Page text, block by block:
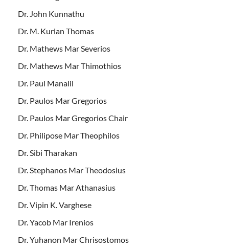
Dr. John Kunnathu
Dr. M. Kurian Thomas
Dr. Mathews Mar Severios
Dr. Mathews Mar Thimothios
Dr. Paul Manalil
Dr. Paulos Mar Gregorios
Dr. Paulos Mar Gregorios Chair
Dr. Philipose Mar Theophilos
Dr. Sibi Tharakan
Dr. Stephanos Mar Theodosius
Dr. Thomas Mar Athanasius
Dr. Vipin K. Varghese
Dr. Yacob Mar Irenios
Dr. Yuhanon Mar Chrisostomos